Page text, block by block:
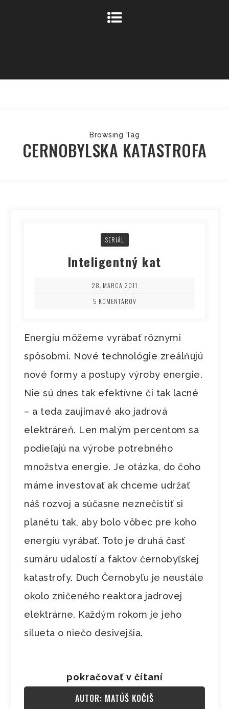
Browsing Tag
CERNOBYLSKA KATASTROFA
SERIÁL
Inteligentný kat
28. MARCA 2011
5 KOMENTÁROV
Energiu môžeme vyrábať rôznymi
spôsobmi. Nové technológie zreálňujú
nové formy a postupy výroby energie.
Nie sú dnes tak efektívne či tak lacné
– a teda zaujímavé ako jadrová
elektráreň. Len malým percentom sa
podieľajú na výrobe potrebného
množstva energie. Je otázka, do čoho
máme investovať ak chceme udržať
náš rozvoj a súčasne neznečistiť si
planétu tak, aby bolo vôbec pre koho
energiu vyrábať. Toto je druhá časť
sumáru udalostí a faktov černobyľskej
katastrofy. Duch Černobyľu je neustále
okolo zničeného reaktora jadrovej
elektrárne. Každým rokom je jeho
silueta o niečo desivejšia.
pokračovať v čítaní
AUTOR: MATÚŠ KOČIŠ